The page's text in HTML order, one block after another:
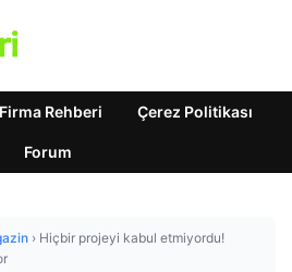
Firma Rehberi Çerez Politikası
Forum
› Hiçbir projeyi kabul etmiyordu!